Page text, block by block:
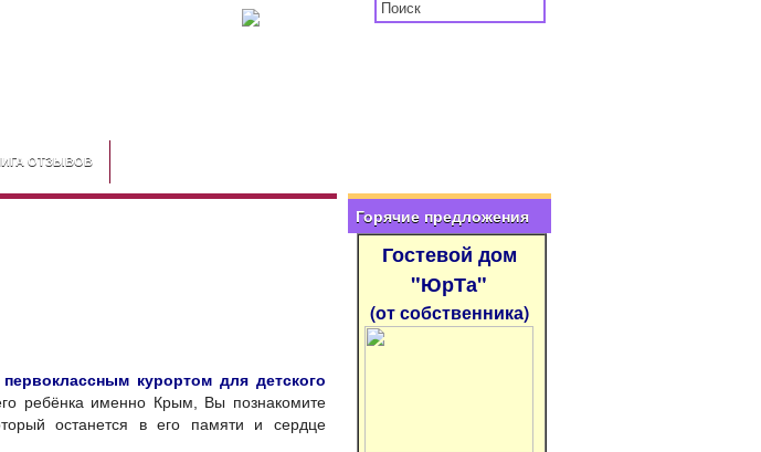
ОТЗЫВОВ
курортом для детского
ребёнка именно Крым, Вы познакомите
останется в его памяти и сердце
Горячие предложения
Гостевой дом
"ЮрТа"
(от собственника)